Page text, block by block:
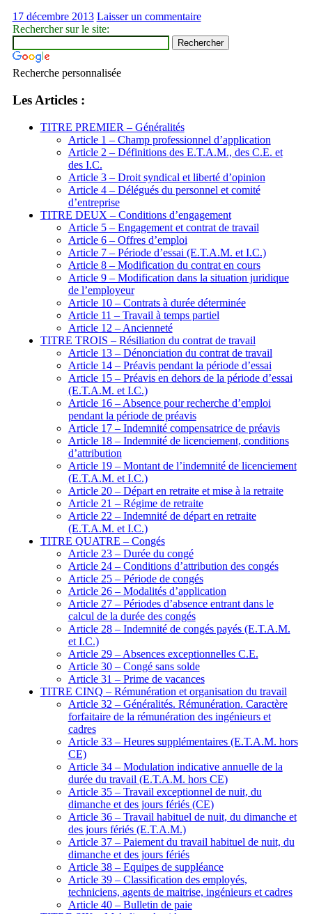
17 décembre 2013 Laisser un commentaire
Rechercher sur le site:
Recherche personnalisée
Les Articles :
TITRE PREMIER – Généralités
Article 1 – Champ professionnel d’application
Article 2 – Définitions des E.T.A.M., des C.E. et
des I.C.
Article 3 – Droit syndical et liberté d’opinion
Article 4 – Délégués du personnel et comité
d’entreprise
TITRE DEUX – Conditions d’engagement
Article 5 – Engagement et contrat de travail
Article 6 – Offres d’emploi
Article 7 – Période d’essai (E.T.A.M. et I.C.)
Article 8 – Modification du contrat en cours
Article 9 – Modification dans la situation juridique
de l’employeur
Article 10 – Contrats à durée déterminée
Article 11 – Travail à temps partiel
Article 12 – Ancienneté
TITRE TROIS – Résiliation du contrat de travail
Article 13 – Dénonciation du contrat de travail
Article 14 – Préavis pendant la période d’essai
Article 15 – Préavis en dehors de la période d’essai
(E.T.A.M. et I.C.)
Article 16 – Absence pour recherche d’emploi
pendant la période de préavis
Article 17 – Indemnité compensatrice de préavis
Article 18 – Indemnité de licenciement, conditions
d’attribution
Article 19 – Montant de l’indemnité de licenciement
(E.T.A.M. et I.C.)
Article 20 – Départ en retraite et mise à la retraite
Article 21 – Régime de retraite
Article 22 – Indemnité de départ en retraite
(E.T.A.M. et I.C.)
TITRE QUATRE – Congés
Article 23 – Durée du congé
Article 24 – Conditions d’attribution des congés
Article 25 – Période de congés
Article 26 – Modalités d’application
Article 27 – Périodes d’absence entrant dans le
calcul de la durée des congés
Article 28 – Indemnité de congés payés (E.T.A.M.
et I.C.)
Article 29 – Absences exceptionnelles C.E.
Article 30 – Congé sans solde
Article 31 – Prime de vacances
TITRE CINQ – Rémunération et organisation du travail
Article 32 – Généralités. Rémunération. Caractère
forfaitaire de la rémunération des ingénieurs et
cadres
Article 33 – Heures supplémentaires (E.T.A.M. hors
CE)
Article 34 – Modulation indicative annuelle de la
durée du travail (E.T.A.M. hors CE)
Article 35 – Travail exceptionnel de nuit, du
dimanche et des jours fériés (CE)
Article 36 – Travail habituel de nuit, du dimanche et
des jours fériés (E.T.A.M.)
Article 37 – Paiement du travail habituel de nuit, du
dimanche et des jours fériés
Article 38 – Equipes de suppléance
Article 39 – Classification des employés,
techniciens, agents de maitrise, ingénieurs et cadres
Article 40 – Bulletin de paie